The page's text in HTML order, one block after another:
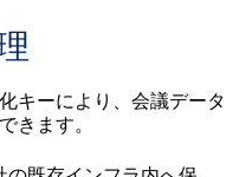
キーにより、会議データ
きます。